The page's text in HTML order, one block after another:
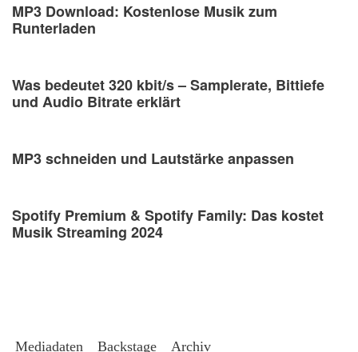
MP3 Download: Kostenlose Musik zum
Runterladen
Was bedeutet 320 kbit/s – Samplerate, Bittiefe
und Audio Bitrate erklärt
MP3 schneiden und Lautstärke anpassen
Spotify Premium & Spotify Family: Das kostet
Musik Streaming 2024
Mediadaten Backstage Archiv